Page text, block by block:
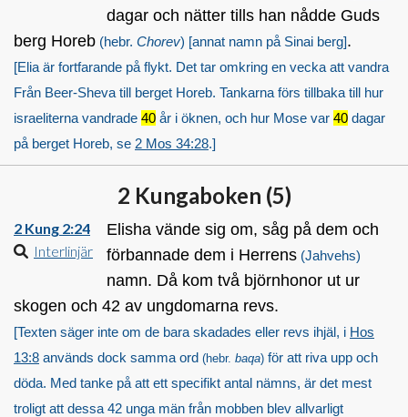
dagar och nätter tills han nådde Guds
berg Horeb (hebr. Chorev) [annat namn på Sinai berg].
[Elia är fortfarande på flykt. Det tar omkring en vecka att vandra
Från Beer-Sheva till berget Horeb. Tankarna förs tillbaka till hur
israeliterna vandrade 40 år i öknen, och hur Mose var 40 dagar
på berget Horeb, se 2 Mos 34:28.]
2 Kungaboken (5)
2 Kung 2:24
Interlinjär
Elisha vände sig om, såg på dem och
förbannade dem i Herrens (Jahvehs)
namn. Då kom två björnhonor ut ur
skogen och 42 av ungdomarna revs.
[Texten säger inte om de bara skadades eller revs ihjäl, i Hos
13:8 används dock samma ord (hebr. baqa) för att riva upp och
döda. Med tanke på att ett specifikt antal nämns, är det mest
troligt att dessa 42 unga män från mobben blev allvarligt